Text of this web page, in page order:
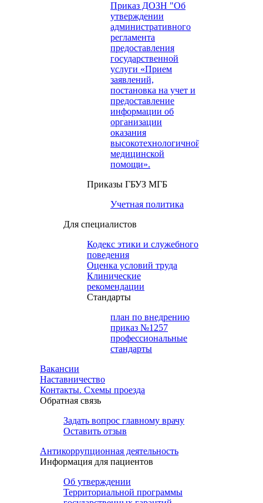
Приказ ДОЗН "Об
утверждении
административного
регламента
предоставления
государственной
услуги «Прием
заявлений,
постановка на учет и
предоставление
информации об
организации
оказания
высокотехнологичной
медицинской
помощи».
Приказы ГБУЗ МГБ
Учетная политика
Для специалистов
Кодекс этики и служебного
поведения
Оценка условий труда
Клинические
рекомендации
Cтандарты
план по внедрению
приказ №1257
профессиональные
стандарты
Вакансии
Наставничество
Контакты. Схемы проезда
Обратная связь
Задать вопрос главному врачу
Оставить отзыв
Антикоррупционная деятельность
Информация для пациентов
Об утверждении
Территориальной программы